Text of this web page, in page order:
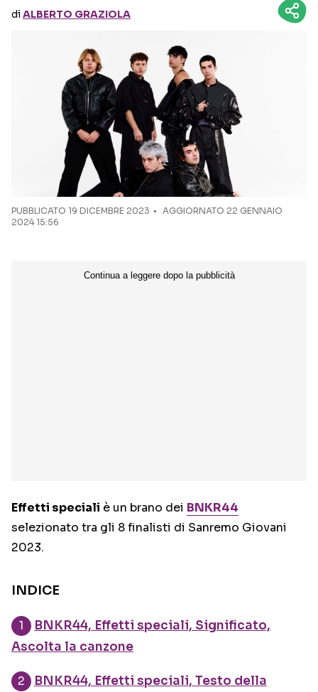
Seguici sui social
diALBERTO GRAZIOLA
PUBBLICATO 19 DICEMBRE 2023
AGGIORNATO 22 GENNAIO
2024 15:56
Effetti speciali è un brano dei BNKR44
selezionato tra gli 8 finalisti di Sanremo Giovani
2023.
INDICE
BNKR44, Effetti speciali, Significato,
Ascolta la canzone
BNKR44, Effetti speciali, Testo della